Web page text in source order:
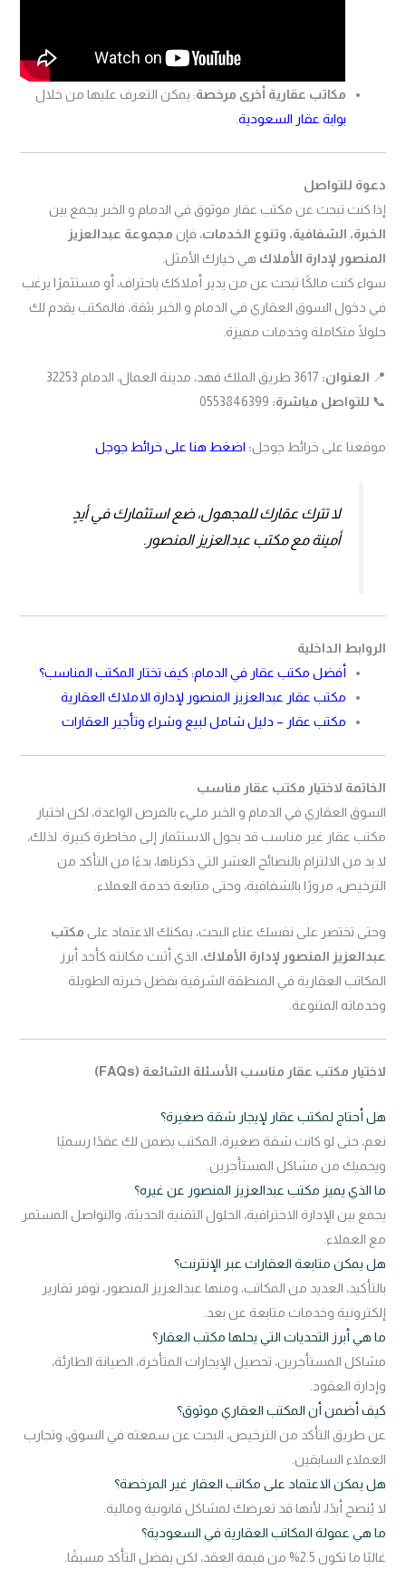
مكاتب عقارية أخرى مرخصة: يمكن التعرف عليها من خلال
بوابة عقار السعودية
دعوة للتواصل
إذا كنت تبحث عن مكتب عقار موثوق في الدمام و الخبر يجمع بين
الخبرة، الشفافية، وتنوع الخدمات، فإن مجموعة عبدالعزيز
المنصور لإدارة الأملاك هي خيارك الأمثل.
سواء كنت مالكًا تبحث عن من يدير أملاكك باحتراف، أو مستثمرًا يرغب
في دخول السوق العقاري في الدمام و الخبر بثقة، فالمكتب يقدم لك
حلولًا متكاملة وخدمات مميزة.
📍 العنوان:
📞 للتواصل مباشرة:
موقعنا على خرائط جوجل: اضغط هنا على خرائط جوجل
لا تترك عقارك للمجهول، ضع استثمارك في أيدٍ
أمينة مع مكتب عبدالعزيز المنصور.
الروابط الداخلية
أفضل مكتب عقار في الدمام: كيف تختار المكتب المناسب؟
مكتب عقار عبدالعزيز المنصور لإدارة الاملاك العقارية
مكتب عقار – دليل شامل لبيع وشراء وتأجير العقارات
الخاتمة لاختيار مكتب عقار مناسب
السوق العقاري في الدمام و الخبر مليء بالفرص الواعدة، لكن اختيار
مكتب عقار غير مناسب قد يحول الاستثمار إلى مخاطرة كبيرة. لذلك،
لا بد من الالتزام بالنصائح العشر التي ذكرناها، بدءًا من التأكد من
الترخيص، مرورًا بالشفافية، وحتى متابعة خدمة العملاء.
وحتى تختصر على نفسك عناء البحث، يمكنك الاعتماد على مكتب
عبدالعزيز المنصور لإدارة الأملاك، الذي أثبت مكانته كأحد أبرز
المكاتب العقارية في المنطقة الشرقية بفضل خبرته الطويلة
وخدماته المتنوعة.
لاختيار مكتب عقار مناسب الأسئلة الشائعة (FAQs)
هل أحتاج لمكتب عقار لإيجار شقة صغيرة؟
نعم، حتى لو كانت شقة صغيرة، المكتب يضمن لك عقدًا رسميًا
ويحميك من مشاكل المستأجرين.
ما الذي يميز مكتب عبدالعزيز المنصور عن غيره؟
يجمع بين الإدارة الاحترافية، الحلول التقنية الحديثة، والتواصل المستمر
مع العملاء.
هل يمكن متابعة العقارات عبر الإنترنت؟
بالتأكيد، العديد من المكاتب، ومنها عبدالعزيز المنصور، توفر تقارير
إلكترونية وخدمات متابعة عن بعد.
ما هي أبرز التحديات التي يحلها مكتب العقار؟
مشاكل المستأجرين، تحصيل الإيجارات المتأخرة، الصيانة الطارئة،
وإدارة العقود.
كيف أضمن أن المكتب العقاري موثوق؟
عن طريق التأكد من الترخيص، البحث عن سمعته في السوق، وتجارب
العملاء السابقين.
هل يمكن الاعتماد على مكاتب العقار غير المرخصة؟
لا يُنصح أبدًا، لأنها قد تعرضك لمشاكل قانونية ومالية.
ما هي عمولة المكاتب العقارية في السعودية؟
غالبًا ما تكون 2.5% من قيمة العقد، لكن يفضل التأكد مسبقًا.